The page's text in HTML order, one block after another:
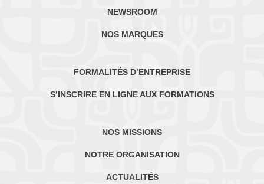
NEWSROOM
NOS MARQUES
FORMALITÉS D’ENTREPRISE
S’INSCRIRE EN LIGNE AUX FORMATIONS
NOS MISSIONS
NOTRE ORGANISATION
ACTUALITÉS